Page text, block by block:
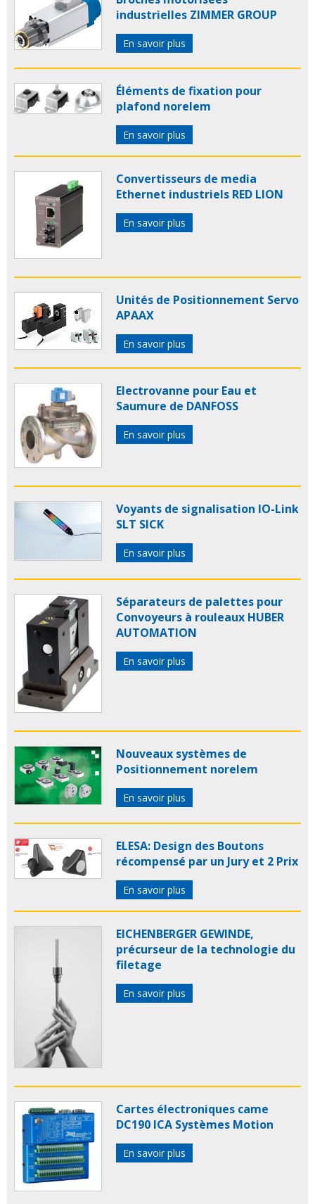
industrielles ZIMMER GROUP
En savoir plus
Éléments de fixation pour
plafond norelem
En savoir plus
Convertisseurs de media
Ethernet industriels RED LION
En savoir plus
Unités de Positionnement Servo
APAAX
En savoir plus
Electrovanne pour Eau et
Saumure de DANFOSS
En savoir plus
Voyants de signalisation IO-Link
SLT SICK
En savoir plus
Séparateurs de palettes pour
Convoyeurs à rouleaux HUBER
AUTOMATION
En savoir plus
Nouveaux systèmes de
Positionnement norelem
En savoir plus
ELESA: Design des Boutons
récompensé par un Jury et 2 Prix
En savoir plus
EICHENBERGER GEWINDE,
précurseur de la technologie du
filetage
En savoir plus
Cartes électroniques came
DC190 ICA Systèmes Motion
En savoir plus